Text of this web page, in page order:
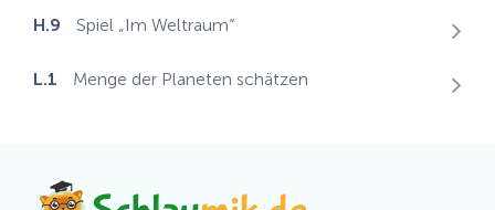
H.9 Spiel „Im Weltraum“
L.1 Menge der Planeten schätzen